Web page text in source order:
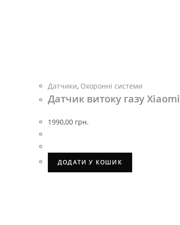
Датчики, Охоронні системи
Датчик витоку газу
1990,00 грн.
ДОДАТИ У КОШИК